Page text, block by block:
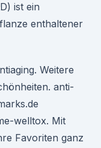
ist ein
enthaltener
Weitere
anti-
welltox. Mit
Favoriten ganz